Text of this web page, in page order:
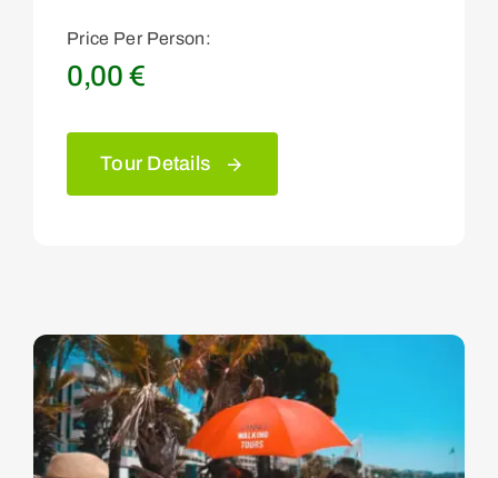
Price Per Person:
0,00 €
Tour Details